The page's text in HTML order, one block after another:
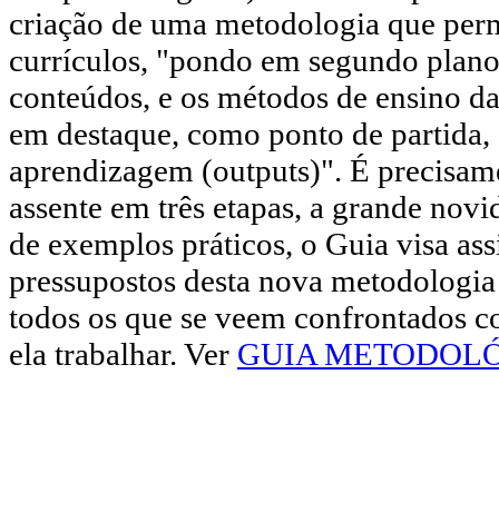
criação de uma metodologia que
currículos, "pondo em segundo
conteúdos, e os métodos de ensino
em destaque, como ponto de partida,
aprendizagem (outputs)". É
assente em três etapas, a grande
de exemplos práticos, o Guia visa
pressupostos desta nova
todos os que se veem confrontados
ela trabalhar. Ver GUIA